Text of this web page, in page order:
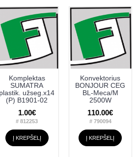
Komplektas
SUMATRA
plastik. užseg.x14
(P) B1901-02
1.00€
# 812253
Į KREPŠELĮ
Konvektorius
BONJOUR CEG
BL-Meca/M
2500W
110.00€
# 790094
Į KREPŠELĮ